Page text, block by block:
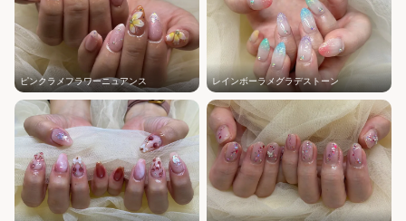
ピンクラメフラワーニュアンス レインボーラメグラデストーン